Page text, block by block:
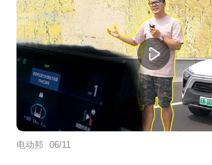
电动邦 06/11